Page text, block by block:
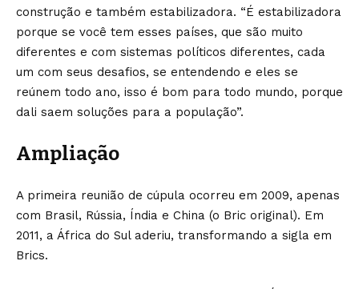
construção e também estabilizadora. “É estabilizadora
porque se você tem esses países, que são muito
diferentes e com sistemas políticos diferentes, cada
um com seus desafios, se entendendo e eles se
reúnem todo ano, isso é bom para todo mundo, porque
dali saem soluções para a população”.
Ampliação
A primeira reunião de cúpula ocorreu em 2009, apenas
com Brasil, Rússia, Índia e China (o Bric original). Em
2011, a África do Sul aderiu, transformando a sigla em
Brics.